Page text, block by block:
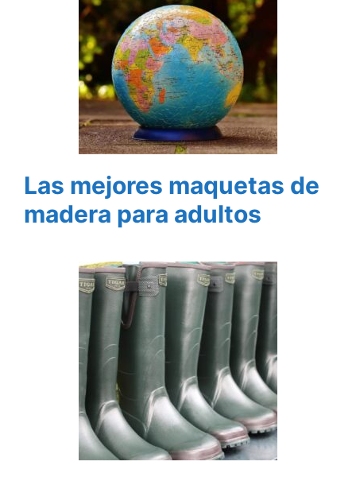
Las mejores maquetas de
madera para adultos